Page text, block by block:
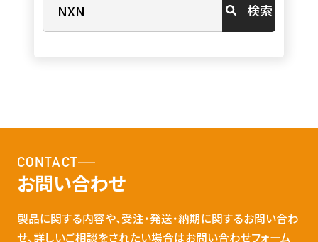
検索
CONTACT
お問い合わせ
製品に関する内容や、受注・発送・納期に関するお問い合わ
せ、詳しいご相談をされたい場合はお問い合わせフォーム